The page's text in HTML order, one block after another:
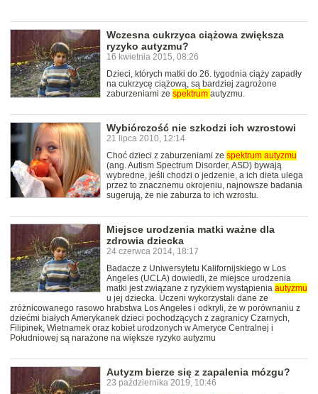
Wczesna cukrzyca ciążowa zwiększa
ryzyko autyzmu?
16 kwietnia 2015, 08:26
Dzieci, których matki do 26. tygodnia ciąży zapadły
na cukrzycę ciążową, są bardziej zagrożone
zaburzeniami ze spektrum autyzmu.
Wybiórczość nie szkodzi ich wzrostowi
21 lipca 2010, 12:14
Choć dzieci z zaburzeniami ze spektrum autyzmu
(ang. Autism Spectrum Disorder, ASD) bywają
wybredne, jeśli chodzi o jedzenie, a ich dieta ulega
przez to znacznemu okrojeniu, najnowsze badania
sugerują, że nie zaburza to ich wzrostu.
Miejsce urodzenia matki ważne dla
zdrowia dziecka
24 czerwca 2014, 18:17
Badacze z Uniwersytetu Kalifornijskiego w Los
Angeles (UCLA) dowiedli, że miejsce urodzenia
matki jest związane z ryzykiem wystąpienia autyzmu
u jej dziecka. Uczeni wykorzystali dane ze
zróżnicowanego rasowo hrabstwa Los Angeles i odkryli, że w porównaniu z
dziećmi białych Amerykanek dzieci pochodzących z zagranicy Czarnych,
Filipinek, Wietnamek oraz kobiet urodzonych w Ameryce Centralnej i
Południowej są narażone na większe ryzyko autyzmu
Autyzm bierze się z zapalenia mózgu?
23 października 2019, 10:46